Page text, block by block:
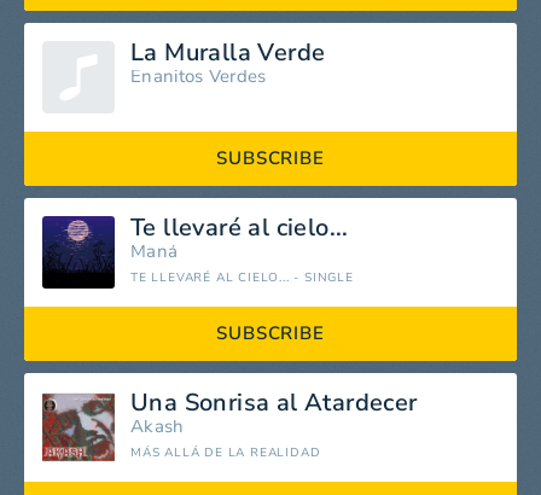
La Muralla Verde
Enanitos Verdes
SUBSCRIBE
Te llevaré al cielo...
Maná
TE LLEVARÉ AL CIELO... - SINGLE
SUBSCRIBE
Una Sonrisa al Atardecer
Akash
MÁS ALLÁ DE LA REALIDAD